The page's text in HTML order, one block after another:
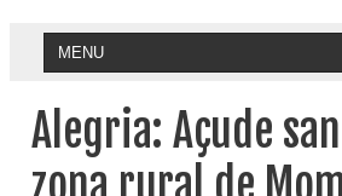
Alegria: Açude